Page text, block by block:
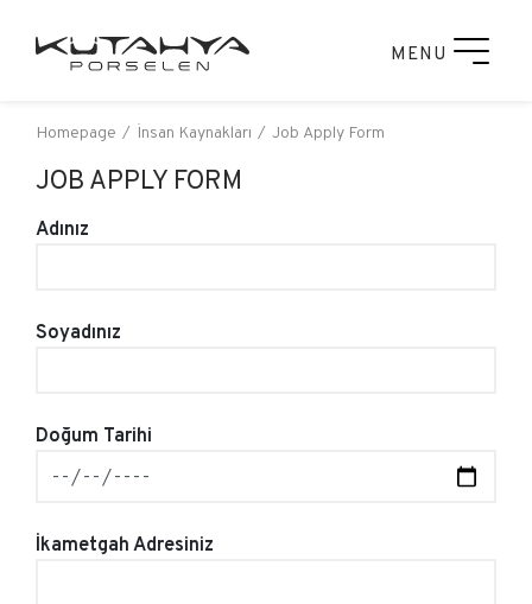
MENU
Homepage İnsan Kaynakları Job Apply Form
JOB APPLY FORM
Adınız
Soyadınız
Doğum Tarihi
İkametgah Adresiniz